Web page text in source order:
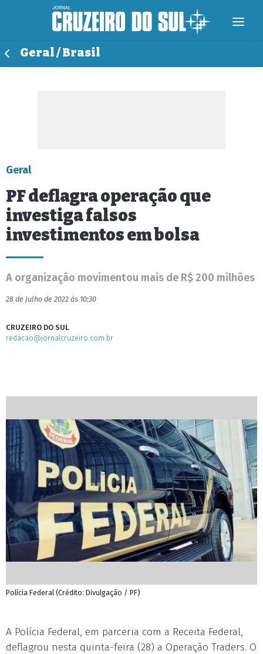
Geral / Brasil
Geral
PF deflagra operação que
investiga falsos
investimentos em bolsa
A organização movimentou mais de R$ 200 milhões
28 de Julho de 2022 às 10:30
CRUZEIRO DO SUL
redacao@jornalcruzeiro.com.br
Polícia Federal (Crédito: Divulgação / PF)
A Polícia Federal, em parceria com a Receita Federal,
deflagrou nesta quinta-feira (28) a Operação Traders. O